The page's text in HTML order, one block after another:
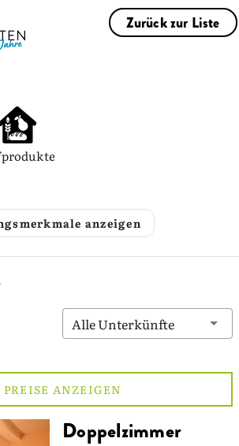
Zurück zur Liste
anzeigen
Alle Unterkünfte
PREISE ANZEIGEN
Doppelzimmer